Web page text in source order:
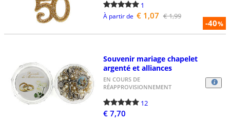
-40%
1
À partir de € 1,07 € 1,99
Souvenir mariage chapelet
argenté et alliances
EN COURS DE
RÉAPPROVISIONNEMENT
12
€ 7,70